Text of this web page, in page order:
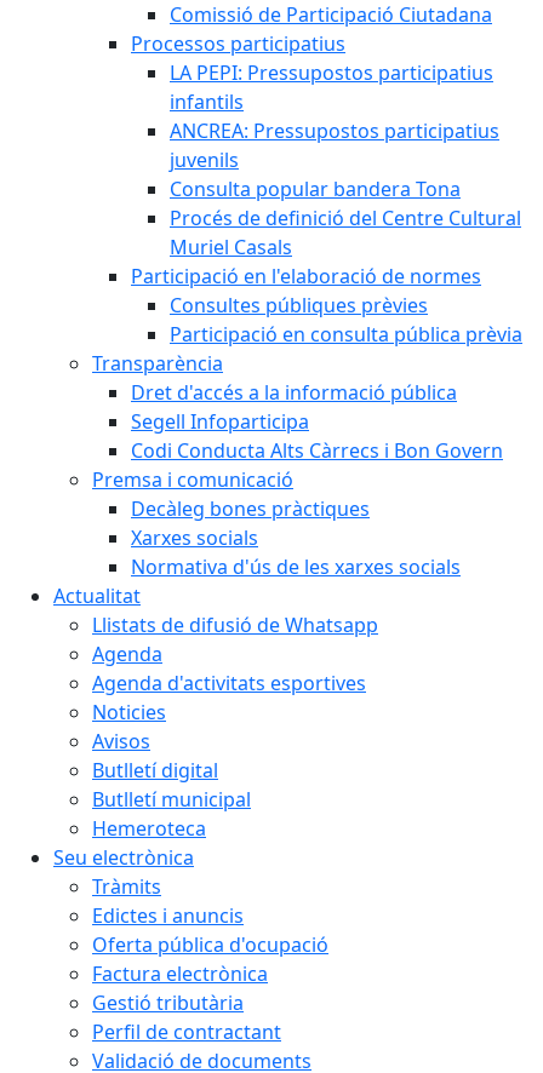
Comissió de Participació Ciutadana
Processos participatius
LA PEPI: Pressupostos participatius
infantils
ANCREA: Pressupostos participatius
juvenils
Consulta popular bandera Tona
Procés de definició del Centre Cultural
Muriel Casals
Participació en l'elaboració de normes
Consultes públiques prèvies
Participació en consulta pública prèvia
Transparència
Dret d'accés a la informació pública
Segell Infoparticipa
Codi Conducta Alts Càrrecs i Bon Govern
Premsa i comunicació
Decàleg bones pràctiques
Xarxes socials
Normativa d'ús de les xarxes socials
Actualitat
Llistats de difusió de Whatsapp
Agenda
Agenda d'activitats esportives
Noticies
Avisos
Butlletí digital
Butlletí municipal
Hemeroteca
Seu electrònica
Tràmits
Edictes i anuncis
Oferta pública d'ocupació
Factura electrònica
Gestió tributària
Perfil de contractant
Validació de documents